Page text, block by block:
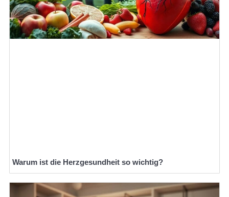
Warum ist die Herzgesundheit so wichtig?